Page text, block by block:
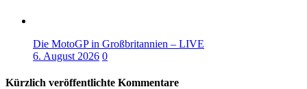
Die MotoGP in Großbritannien – LIVE
6. August 2026 0
Kürzlich veröffentlichte Kommentare